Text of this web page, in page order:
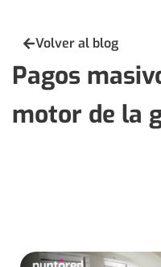
Volver al blog
Pagos
motor de la